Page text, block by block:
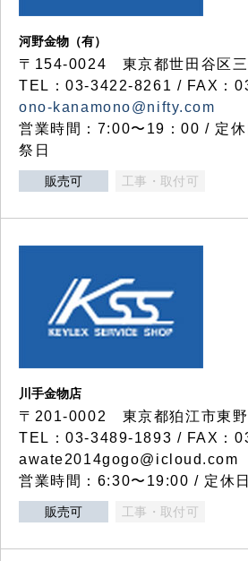
河野金物（有）
〒154-0024 東京都世田谷区
TEL：03-3422-8261 / FAX：
ono-kanamono@nifty.com
営業時間：7:00〜19：00 / 定
祭日
販売可 工事・取付可
川手金物店
〒201-0002 東京都狛江市東
TEL：03-3489-1893 / FAX：
awate2014gogo@icloud.com
営業時間：6:30〜19:00 / 定休
販売可 工事・取付可